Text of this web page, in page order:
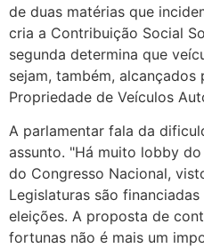
de duas matérias que
cria a Contribuição Social
segunda determina que
sejam, também,
Propriedade de Veículos
A parlamentar fala da
assunto. "Há muito lobby
do Congresso Nacional,
Legislaturas são
eleições. A proposta de
fortunas não é mais um